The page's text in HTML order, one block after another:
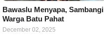
Bawaslu Menyapa, Sambangi
Warga Batu Pahat
December 02, 2025